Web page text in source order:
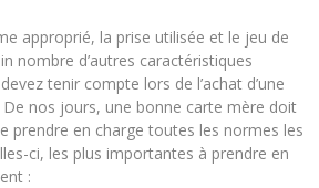
approprié, la prise utilisée et le jeu de
nombre d’autres caractéristiques
tenir compte lors de l’achat d’une
nos jours, une bonne carte mère doit
prendre en charge toutes les normes les
ci, les plus importantes à prendre en
: